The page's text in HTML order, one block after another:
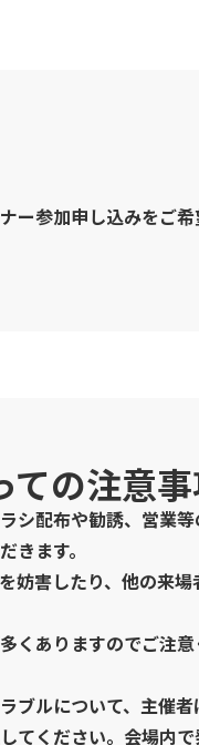
ー参加申し込みをご
の注意
シ配布や勧誘、営業
きます。
妨害したり、他の来
くありますのでご注
ブルについて、主催者
てください。会場内